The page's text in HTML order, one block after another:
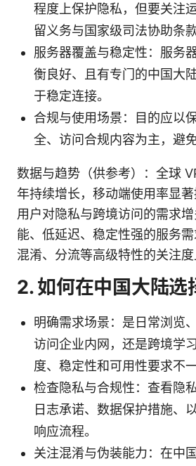
程度上保护隐私，但要关注
留义务与国家级司法协助条款
服务器覆盖与稳定性：服务
衡良好、且有专门的中国大
于稳定连接。
合规与使用场景：目的应以
全、访问合规内容为主，避
数据与趋势（供参考）：全球
年持续增长，移动端使用率显
用户对隐私与跨境访问的需求
能、低延迟、稳定性强的服务
混淆、分流等高级特性的关注度
2. 如何在中国大陆选
明确需求场景：是日常浏览
访问企业内网，还是跨境学
度、稳定性和可用性要求不一
检查隐私与合规性：查看隐
日志承诺、数据保护措施、
响应流程。
关注混淆与伪装能力：在中